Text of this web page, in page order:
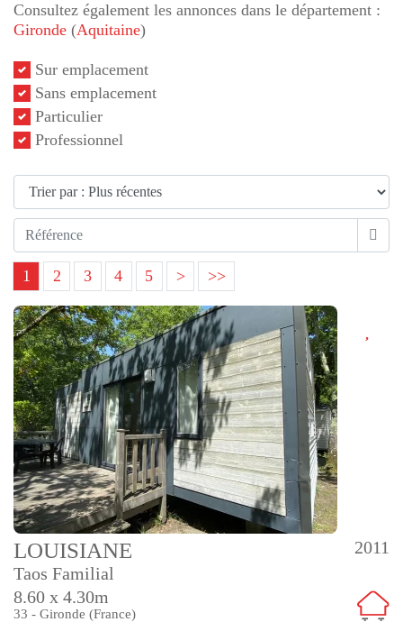
Consultez également les annonces dans le département :
Gironde (Aquitaine)
Sur emplacement
Sans emplacement
Particulier
Professionnel
1 2 3 4 5 > >>
2011
LOUISIANE
Taos Familial
8.60 x 4.30m
33 - Gironde (France)